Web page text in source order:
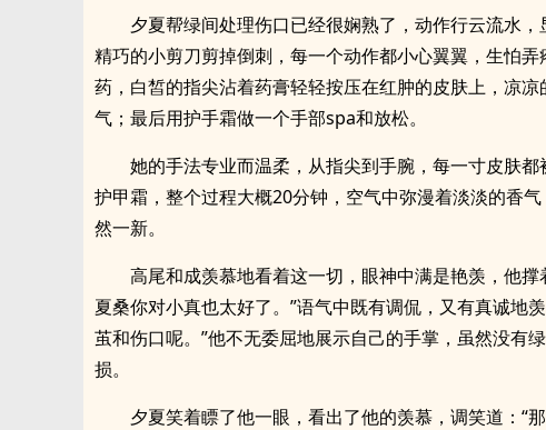
夕夏帮绿间处理伤口已经很娴熟了，动作行云流水
精巧的小剪刀剪掉倒刺，每一个动作都小心翼翼，生怕
药，白皙的指尖沾着药膏轻轻按压在红肿的皮肤上，凉
气；最后用护手霜做一个手部spa和放松。
她的手法专业而温柔，从指尖到手腕，每一寸皮肤
护甲霜，整个过程大概20分钟，空气中弥漫着淡淡的香
然一新。
高尾和成羡慕地看着这一切，眼神中满是艳羡，他
夏桑你对小真也太好了。”语气中既有调侃，又有真诚地
茧和伤口呢。”他不无委屈地展示自己的手掌，虽然没有
损。
夕夏笑着瞟了他一眼，看出了他的羡慕，调笑道：“